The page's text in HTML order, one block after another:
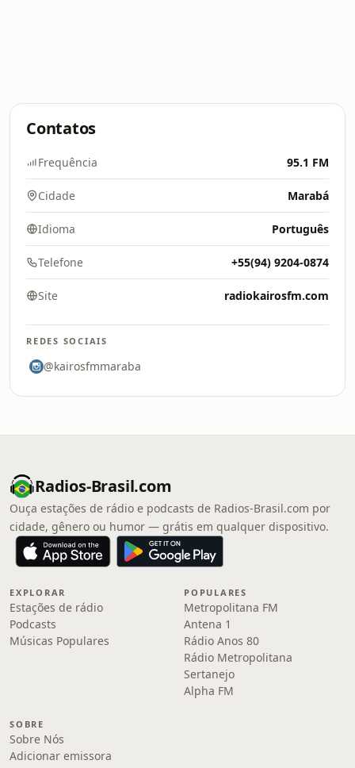
Contatos
Frequência 95.1 FM
Cidade Marabá
Idioma Português
Telefone +55(94) 9204-0874
Site radiokairosfm.com
REDES SOCIAIS
@kairosfmmaraba
Radios-Brasil.com
Ouça estações de rádio e podcasts de Radios-Brasil.com por
cidade, gênero ou humor — grátis em qualquer dispositivo.
EXPLORAR
Estações de rádio
Podcasts
Músicas Populares
POPULARES
Metropolitana FM
Antena 1
Rádio Anos 80
Rádio Metropolitana
Sertanejo
Alpha FM
SOBRE
Sobre Nós
Adicionar emissora